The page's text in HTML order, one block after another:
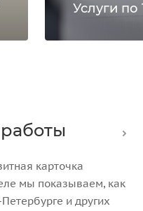
Услуги по
карточка
мы показываем, как
и других